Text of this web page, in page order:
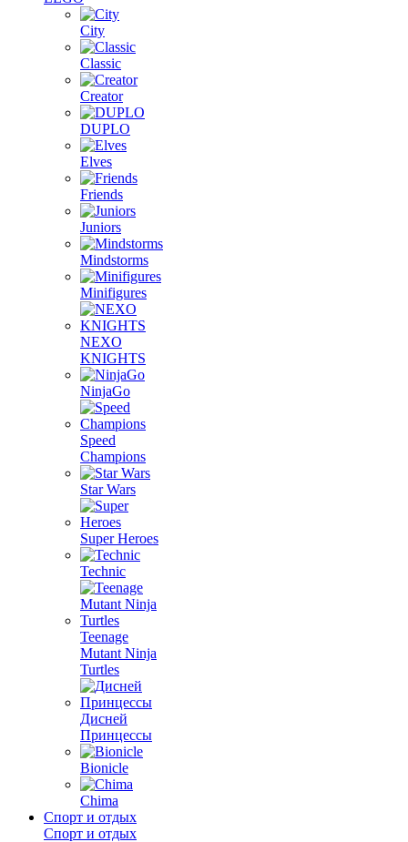
City
Classic
Creator
DUPLO
Elves
Friends
Juniors
Mindstorms
Minifigures
NEXO
KNIGHTS
NinjaGo
Speed
Champions
Star Wars
Super Heroes
Technic
Teenage
Mutant Ninja
Turtles
Дисней
Принцессы
Bionicle
Chima
Спорт и отдых
Спорт и отдых